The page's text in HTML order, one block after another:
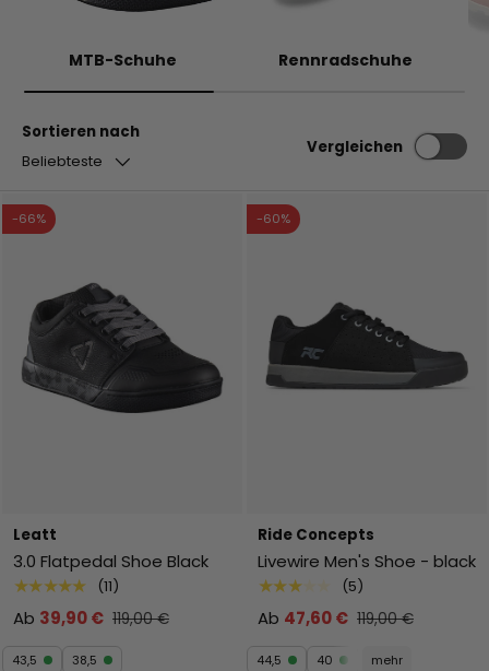
MTB-Schuhe Rennradschuhe
Sortieren nach
Beliebteste
Vergleichen
-66%
Leatt
3.0 Flatpedal Shoe Black
★★★★★ (11)
Ab 39,90 € 119,00 €
43,5 38,5
-60%
Ride Concepts
Livewire Men's Shoe - black
★★★★★ (5)
Ab 47,60 € 119,00 €
44,5 40 mehr